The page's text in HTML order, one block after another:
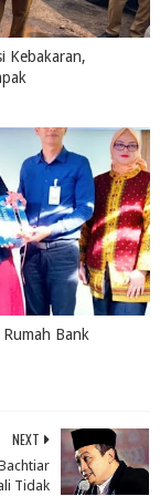
Kebakaran,
Bank
NEXT
Tidak